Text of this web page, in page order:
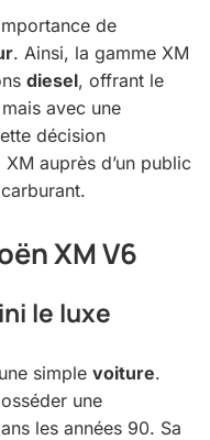
de
. Ainsi, la gamme XM
diesel, offrant le
avec une
décision
auprès d’un public
XM V6
le luxe
simple voiture.
une
les années 90. Sa